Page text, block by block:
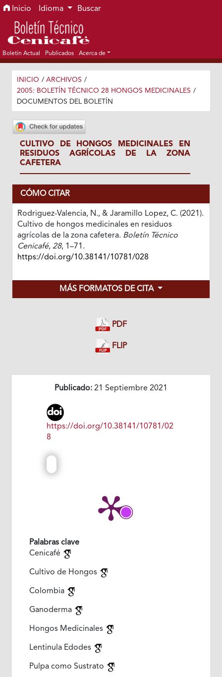
Ir al menú de navegación principal
Ir al contenido principal
Ir al pie de página del sitio
Inicio Idioma Buscar
Boletín Actual Publicados Acerca de
INICIO / ARCHIVOS /
2005: BOLETÍN TÉCNICO 28 HONGOS MEDICINALES /
DOCUMENTOS DEL BOLETÍN
CULTIVO DE HONGOS MEDICINALES EN
RESIDUOS AGRÍCOLAS DE LA ZONA
CAFETERA
CÓMO CITAR
Rodriguez-Valencia, N., & Jaramillo Lopez, C. (2021).
Cultivo de hongos medicinales en residuos
agrícolas de la zona cafetera. Boletín Técnico
Cenicafé, 28, 1–71.
https://doi.org/10.38141/10781/028
MÁS FORMATOS DE CITA
PDF
FLIP
Publicado: 21 Septiembre 2021
https://doi.org/10.38141/10781/02
8
Palabras clave
Cenicafé
Cultivo de Hongos
Colombia
Ganoderma
Hongos Medicinales
Lentinula Edodes
Pulpa como Sustrato